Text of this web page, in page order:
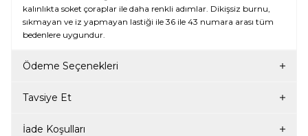
kalınlıkta soket çoraplar ile daha renkli adımlar. Dikişsiz burnu,
sıkmayan ve iz yapmayan lastiği ile 36 ile 43 numara arası tüm
bedenlere uygundur.
Ödeme Seçenekleri
Tavsiye Et
İade Koşulları